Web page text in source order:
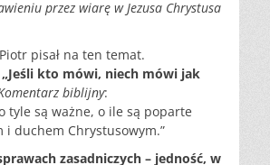
przez wiarę w Jezusa Chrystusa
pisał na ten temat.
„Jeśli kto mówi, niech mówi jak
biblijny:
o tyle są ważne, o ile są poparte
i duchem Chrystusowym.”
zasadniczych – jedność, w